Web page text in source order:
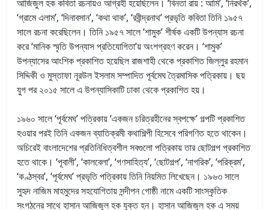
আজিজুল হক কবিতা রচনায়ও আগ্রহী হয়েছিলেন। ‘বিনতা রায় : আমি’, ‘নিরর্থক’,
‘গ্রামে এলাম’, ‘দিনাবসান’, ‘কথা থাক’, ‘রবীন্দ্রনাথ’ প্রভৃতি কবিতা তিনি ১৯৫৭
সালে রচনা করেছিলেন। তিনি ১৯৫৭ সালে ‘শামুক’ শীর্ষক একটি উপন্যাস রচনা
করে ‘মানিক স্মৃতি উপন্যাস প্রতিযোগিতা’য় অংশগ্রহণ করেন। ‘শামুক’
উপন্যাসের আংশিক প্রকাশিত হয়েছিল রাজশাহী থেকে প্রকাশিত জিল্লুর রহমান
সিদ্দিকী ও মুস্তাফা নূরউল ইসলাম সম্পাদিত পূর্বমেঘ ত্রৈমাসিক পত্রিকায়। ছয়
যুগ পর ২০১৫ সালে এ উপন্যাসিকাটি ঢাকা থেকে প্রকাশিত হয়।
১৯৬০ সালে ‘পূর্বমেঘ’ পত্রিকায় ‘একজন চরিত্রহীনের স্বপক্ষে’ গল্পটি প্রকাশিত
হওয়ার পরই তিনি একজন ব্যাতিক্রমী কথাশিল্পী হিসেবে পরিগণিত হতে থাকেন।
অচিরেই বাংলাদেশের প্রতিনিধিত্বশীল সবগুলো পত্রিকায় তার ছোটগল্প প্রকাশিত
হতে থাকে। ‘পূবালী’, ‘কালবেলা’, ‘গণসাহিত্য’, ‘ছোটগল্প’, ‘নাগরিক’, ‘পরিক্রম’,
‘কণ্ঠস্বর’, ‘পূর্বমেঘ’ প্রভৃতি পত্রিকায় তিনি নিয়মিত লিখেছেন। ১৯৬৩ সালে
সুহৃদ নাজিম মাহমুদের সহযোগিতায় সন্দীপন গোষ্ঠী নামে একটি সাংস্কৃতিক
সংগঠনের সাথে হাসান আজিজুল হক যুক্ত হন। হাসান আজিজুল হক এ সময়